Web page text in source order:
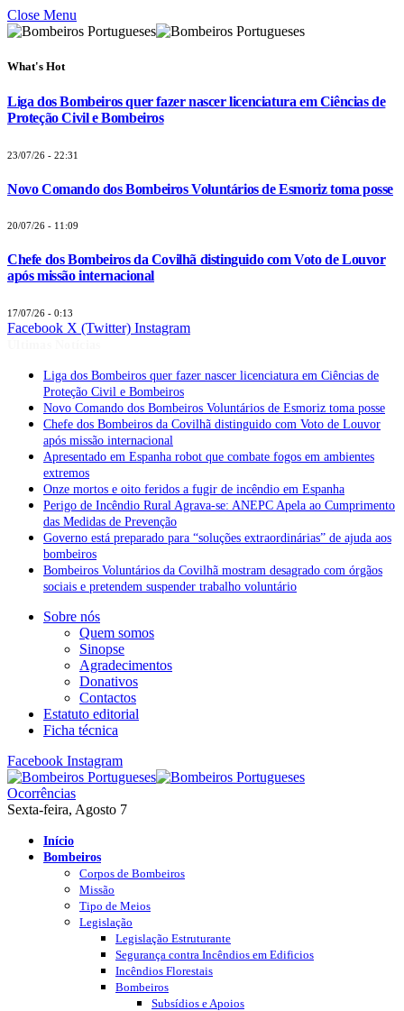
Close Menu
What's Hot
Liga dos Bombeiros quer fazer nascer licenciatura em Ciências de
Proteção Civil e Bombeiros
23/07/26 - 22:31
Novo Comando dos Bombeiros Voluntários de Esmoriz toma posse
20/07/26 - 11:09
Chefe dos Bombeiros da Covilhã distinguido com Voto de Louvor
após missão internacional
17/07/26 - 0:13
Facebook X (Twitter) Instagram
Liga dos Bombeiros quer fazer nascer licenciatura em Ciências de
Proteção Civil e Bombeiros
Novo Comando dos Bombeiros Voluntários de Esmoriz toma posse
Chefe dos Bombeiros da Covilhã distinguido com Voto de Louvor
após missão internacional
Apresentado em Espanha robot que combate fogos em ambientes
extremos
Onze mortos e oito feridos a fugir de incêndio em Espanha
Perigo de Incêndio Rural Agrava-se: ANEPC Apela ao Cumprimento
das Medidas de Prevenção
Governo está preparado para “soluções extraordinárias” de ajuda aos
bombeiros
Bombeiros Voluntários da Covilhã mostram desagrado com órgãos
sociais e pretendem suspender trabalho voluntário
Sobre nós
Quem somos
Sinopse
Agradecimentos
Donativos
Contactos
Estatuto editorial
Ficha técnica
Facebook Instagram
Ocorrências
Sexta-feira, Agosto 7
Início
Bombeiros
Corpos de Bombeiros
Missão
Tipo de Meios
Legislação
Legislação Estruturante
Segurança contra Incêndios em Edificios
Incêndios Florestais
Bombeiros
Subsídios e Apoios